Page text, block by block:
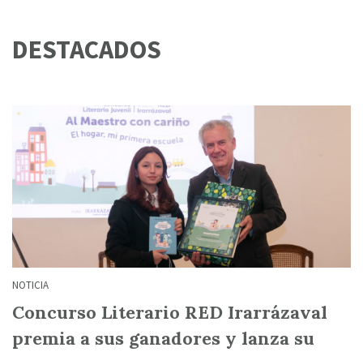
DESTACADOS
NOTICIA
Concurso Literario RED Irarrázaval
premia a sus ganadores y lanza su